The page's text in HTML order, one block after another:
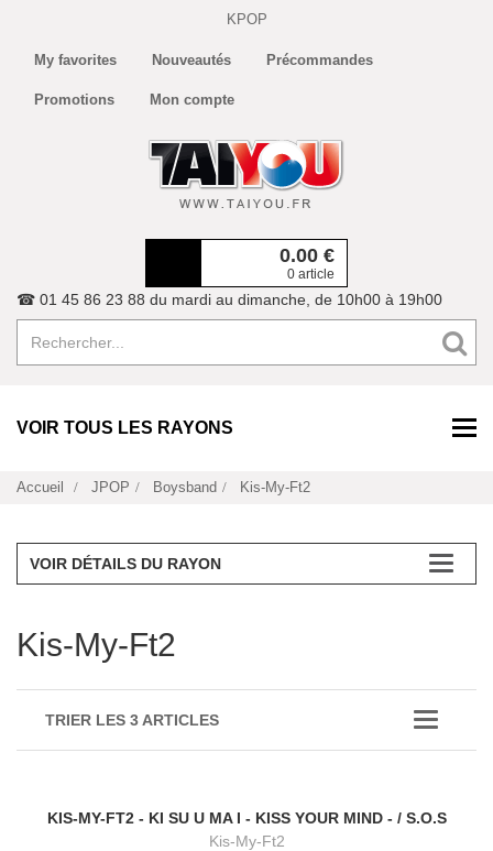
KPOP
My favorites Nouveautés Précommandes
Promotions Mon compte
0.00 €
0 article
☎ 01 45 86 23 88 du mardi au dimanche, de 10h00 à 19h00
VOIR TOUS LES RAYONS
Accueil JPOP Boysband Kis-My-Ft2
VOIR DÉTAILS DU RAYON
Kis-My-Ft2
TRIER LES 3 ARTICLES
KIS-MY-FT2 - KI SU U MA I - KISS YOUR MIND - / S.O.S
Kis-My-Ft2